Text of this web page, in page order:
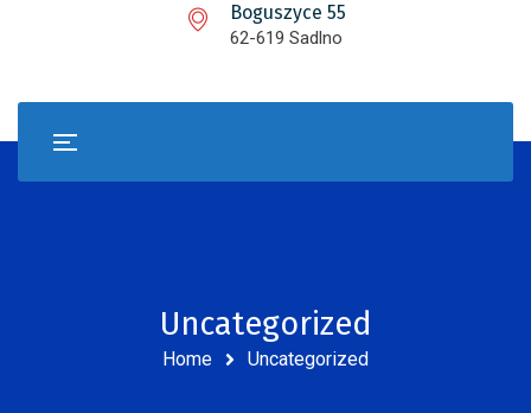
Boguszyce 55
62-619 Sadlno
Uncategorized
Home Uncategorized